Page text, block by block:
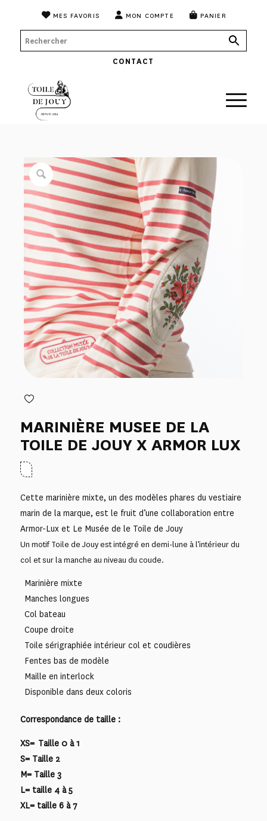
MES FAVORIS MON COMPTE PANIER
CONTACT
MARINIÈRE MUSEE DE LA
TOILE DE JOUY X ARMOR LUX
Cette marinière mixte, un des modèles phares du vestiaire
marin de la marque, est le fruit d’une collaboration entre
Armor-Lux et Le Musée de le Toile de Jouy
Un motif Toile de Jouy est intégré en demi-lune à l’intérieur du
col et sur la manche au niveau du coude.
Marinière mixte
Manches longues
Col bateau
Coupe droite
Toile sérigraphiée intérieur col et coudières
Fentes bas de modèle
Maille en interlock
Disponible dans deux coloris
Correspondance de taille :
XS= Taille 0 à 1
S= Taille 2
M= Taille 3
L= taille 4 à 5
XL= taille 6 à 7